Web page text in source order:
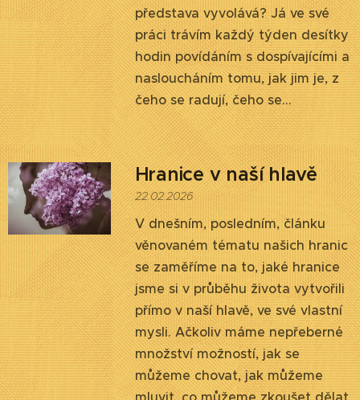
představa vyvolává? Já ve své
práci trávím každý týden desítky
hodin povídáním s dospívajícími a
nasloucháním tomu, jak jim je, z
čeho se radují, čeho se...
Hranice v naší hlavě
22.02.2026
V dnešním, posledním, článku
věnovaném tématu našich hranic
se zaměříme na to, jaké hranice
jsme si v průběhu života vytvořili
přímo v naší hlavě, ve své vlastní
mysli. Ačkoliv máme nepřeberné
množství možností, jak se
můžeme chovat, jak můžeme
mluvit, co můžeme zkoušet dělat